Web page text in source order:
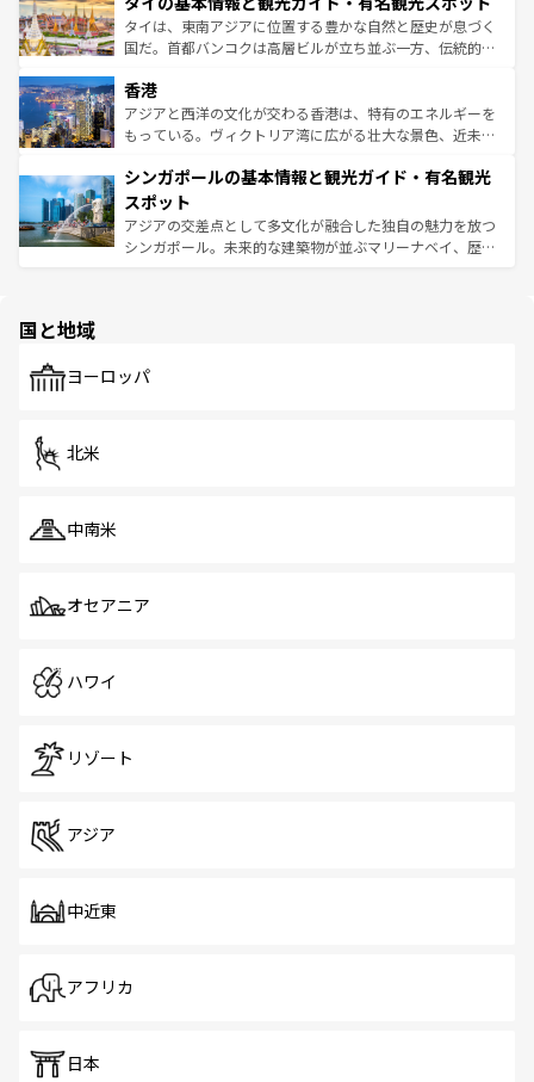
覧 を参照してほしい。
ーチミン市のフランス統治時代の建物も、独特の雰囲気を
醸し出している。また、バラエティの豊かさとおいしさで
とつ。フォーやバインミー、ベトナムコーヒーなどは、ぜ
ひ現地で味わいたい。どの地域を訪れてもあたたかい人々
が旅行者を迎えてくれるので、きっと忘れられない旅にな
参照してほしい。
タイは、東南アジアに位置する豊かな自然と歴史が息づく
国だ。首都バンコクは高層ビルが立ち並ぶ一方、伝統的な
の活気が交差している。北部ではチェンマイなどの山岳地
帯で自然と触れ合い、南部ではプーケットやクラビの美し
いビーチでリゾート気分を楽しむことができる。タイ料理
激する。気候は一年中温暖で、どの季節にも異なる楽しみ
が待っている。親しみやすいタイの人々、仏教を中心とし
た文化、そして多様な観光資源が、訪れる旅人を魅了し続
ける。 なお、新着のタイ情報はコンテンツ一覧を参照して
香港
アジアと西洋の文化が交わる香港は、特有のエネルギーを
もっている。ヴィクトリア湾に広がる壮大な景色、近未来
み、どこを訪れても感動するはず。観光スポットが密集し
ており、効率よく見どころを回れるのも魅力。息をのむよ
うな絶景から文化的な体験まで、香港を存分に楽しみ尽く
そう。 なお、新着の香港情報はコンテンツ一覧を参照して
シンガポールの基本情報と観光ガイド・有名観光
スポット
アジアの交差点として多文化が融合した独自の魅力を放つ
シンガポール。未来的な建築物が並ぶマリーナベイ、歴史
で、ホーカーズは地元の風情を楽しめる外せないスポット
国と地域
ヨーロッパ
北米
中南米
オセアニア
ハワイ
リゾート
アジア
中近東
アフリカ
日本